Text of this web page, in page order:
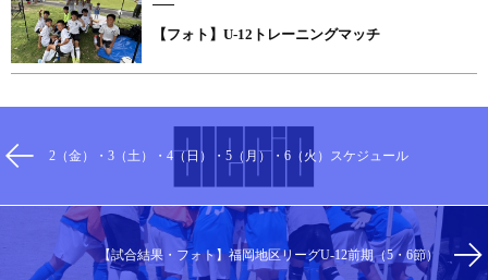
【フォト】U-12トレーニングマッチ
2（金）・3（土）・4（日）・5（月）・6（火）スケジュール
【試合結果・フォト】福岡地区リーグU-12前期（5・6節）